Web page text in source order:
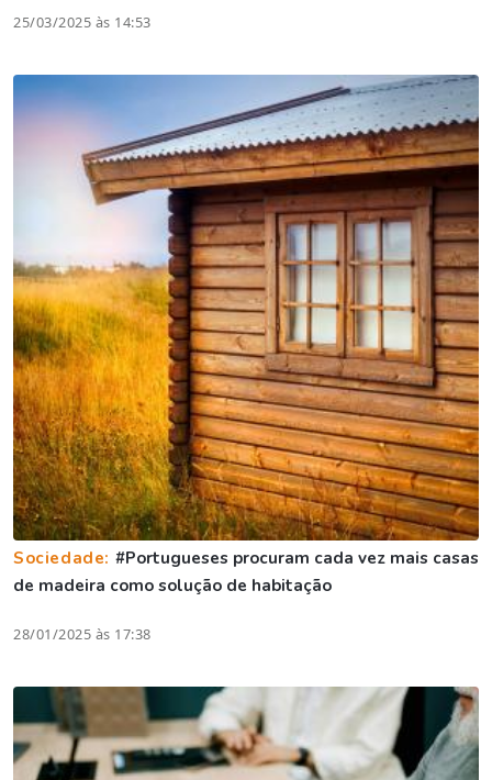
25/03/2025 às 14:53
Sociedade: #Portugueses procuram cada vez mais casas
de madeira como solução de habitação
28/01/2025 às 17:38